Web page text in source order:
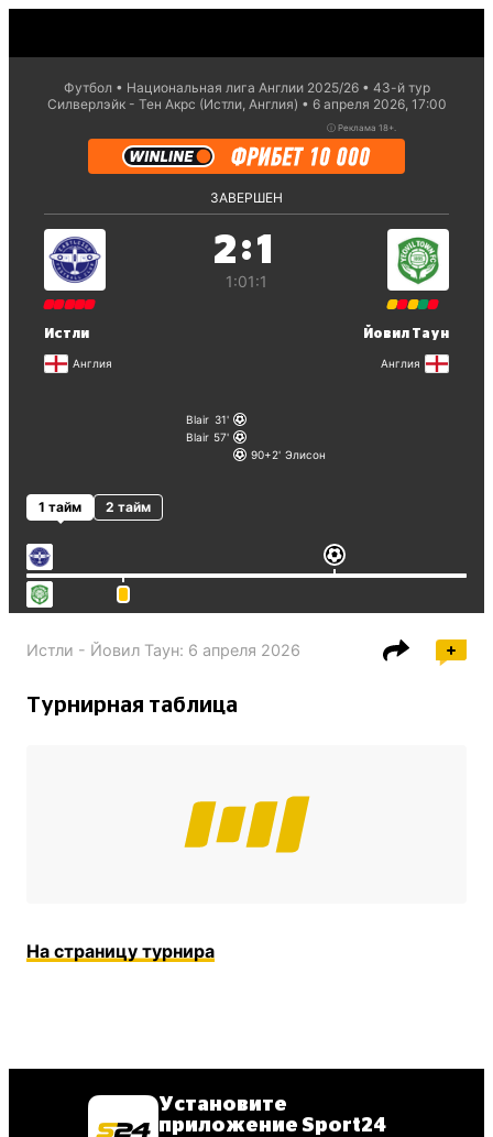
Футбол Национальная лига Англии 2025/26
43-й тур
Силверлэйк - Тен Акрс (Истли, Англия)
6 апреля 2026, 17:00
ⓘ Реклама 18+.
ЗАВЕРШЕН
Истли
Англия
2:1
1:01:1
Йовил Таун
Англия
Blair 31
Blair 57
90+2 Элисон
1 тайм 2 тайм
Истли - Йовил Таун: 6 апреля 2026
Турнирная таблица
На страницу турнира
Установите
приложение Sport24